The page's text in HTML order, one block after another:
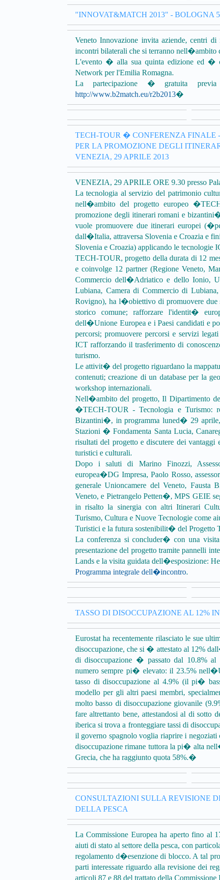
"INNOVAT&MATCH 2013" - BOLOGNA
Veneto Innovazione invita aziende, centri
incontri bilaterali che si terranno nell�ambito
L'evento � alla sua quinta edizione ed �
Network per l'Emilia Romagna.
La partecipazione � gratuita
http://www.b2match.eu/r2b2013�
TECH-TOUR � CONFERENZA
PER LA PROMOZIONE DEGLI
VENEZIA, 29 APRILE 2013
VENEZIA, 29 APRILE ORE 9.30 presso
La tecnologia al servizio del patrimonio
nell�ambito del progetto europeo
promozione degli itinerari romani e
vuole promuovere due itinerari europei
dall�Italia, attraversa Slovenia e Croazia e
Slovenia e Croazia) applicando le tecnologie
TECH-TOUR, progetto della durata di 12
e coinvolge 12 partner (Regione Veneto,
Commercio dell�Adriatico e dello Ionio,
Lubiana, Camera di Commercio di
Rovigno), ha l�obiettivo di promuovere due
storico comune; rafforzare l'identit�
dell�Unione Europea e i Paesi candidati e
percorsi; promuovere percorsi e servizi
ICT rafforzando il trasferimento di
turismo.
Le attivit� del progetto riguardano la
contenuti; creazione di un database per la
workshop internazionali.
Nell�ambito del progetto, Il Dipartimento
�TECH-TOUR - Tecnologia e Turismo:
Bizantini�, in programma luned� 29 aprile,
Stazioni � Fondamenta Santa Lucia,
risultati del progetto e discutere dei
turistici e culturali.
Dopo i saluti di Marino Finozzi,
europea�DG Impresa, Paolo Rosso,
generale Unioncamere del Veneto, Fausta
Veneto, e Pietrangelo Petten�, MPS GEIE
in risalto la sinergia con altri Itinerari
Turismo, Cultura e Nuove Tecnologie
Turistici e la futura sostenibilit� del Progetto
La conferenza si concluder� con una
presentazione del progetto tramite pannelli
Lands e la visita guidata
Programma integrale dell�incontro.
TASSO DI DISOCCUPAZIONE AL 12%
Eurostat ha recentemente rilasciato le sue
disoccupazione, che si � attestato al 12%
di disoccupazione � passato dal 10.8% al
numero sempre pi� elevato: il 23.5%
tasso di disoccupazione al 4.9% (il pi�
modello per gli altri paesi membri,
molto basso di disoccupazione giovanile
fare altrettanto bene, attestandosi al di
iberica si trova a fronteggiare tassi di
il governo spagnolo voglia riaprire i
disoccupazione rimane tuttora la pi� alta
Grecia, che ha raggiunto quota 58%.�
CONSULTAZIONI SULLA REVISIONE
DELLA PESCA
La Commissione Europea ha aperto fino al
aiuti di stato al settore della pesca, con
regolamento d�esenzione di blocco. A tal
parti interessate riguardo alla revisione dei
articoli 87 e 88 del trattato della